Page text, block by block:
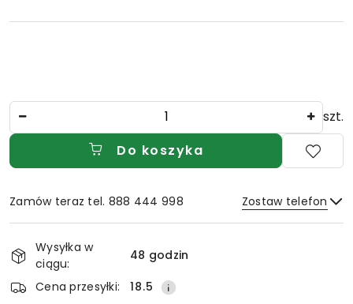
szt.
Do koszyka
Zamów teraz tel. 888 444 998 Zostaw telefon
Dostępność
i
dostawa
Wysyłka w
ciągu:
48 godzin
Cena przesyłki:
18.5